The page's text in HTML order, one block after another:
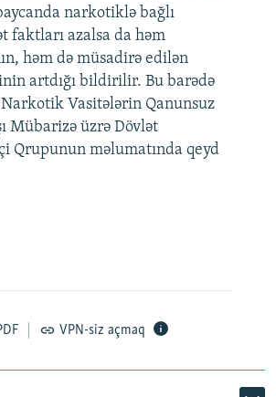
narkotiklə bağlı
faktları azalsa da həm
həm də müsadirə edilən
artdığı bildirilir. Bu barədə
Vasitələrin Qanunsuz
Mübarizə üzrə Dövlət
Qrupunun məlumatında qeyd
VPN-siz açmaq